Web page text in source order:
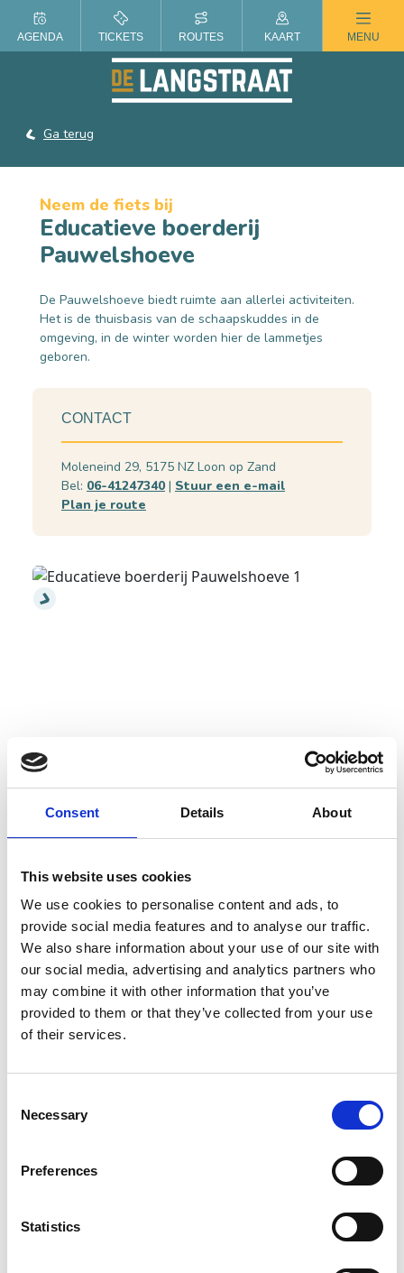
Consent Details About
This website uses cookies
We use cookies to personalise content and ads, to
provide social media features and to analyse our traffic.
We also share information about your use of our site with
our social media, advertising and analytics partners who
may combine it with other information that you’ve
provided to them or that they’ve collected from your use
of their services.
Selection
Necessary
Preferences
Statistics
ZOMER IN DE LANGSTRAAT
Ga terug
Neem de fiets bij
Educatieve boerderij
Pauwelshoeve
De Pauwelshoeve biedt ruimte aan allerlei activiteiten.
Het is de thuisbasis van de schaapskuddes in de
omgeving, in de winter worden hier de lammetjes
geboren.
CONTACT
Moleneind 29, 5175 NZ Loon op Zand
Bel: 06-41247340 | Stuur een e-mail
Plan je route
Educatieve boerderij Pauwelshoeve
Stichting Educatieve Boerderij TLZ richt zich van hieruit op milieu-
voor kleinschalige zorg voor mensen met een afstand tot de
arbeidsmarkt. Naast een vakantiewoning in de boerderij wordt de
Vlaamse Schuur omgebouwd tot horecaverblijf. Rondom de
Pauwelshoeve ontstaat een kleinschalig landschap met
geboortebomen, waardoor de biodiversiteit toeneemt.
AGENDA TICKETS ROUTES KAART MENU